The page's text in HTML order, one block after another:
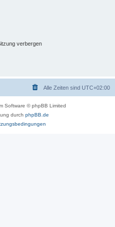
verbergen
Alle Zeiten sind UTC+02:00
Software © phpBB Limited
durch phpBB.de